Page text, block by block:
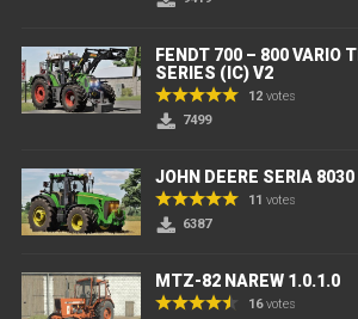
FENDT 700 – 800 VARIO
SERIES (IC) V2
12 votes
7499
JOHN DEERE SERIA
11 votes
6387
MTZ-82 NAREW 1.0.1.0
16votes